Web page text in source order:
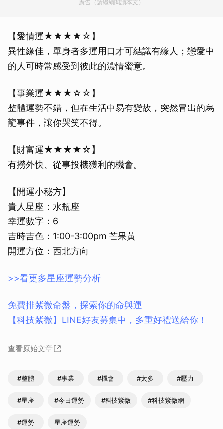
廣告（請繼續閱讀本文）
【愛情運★★★★☆】
異性緣佳，單身者多運用口才可結識有緣人；戀愛中
的人可時常感受到彼此的濃情蜜意。
【事業運★★★☆☆】
整體運勢不錯，但在生活中易有變故，突然冒出的烏
龍事件，讓你哭笑不得。
【財富運★★★★☆】
有撈外快、從事投機獲利的機會。
【開運小秘方】
貴人星座：水瓶座
幸運數字：6
吉時吉色：1:00-3:00pm 芒果黃
開運方位：西北方向
>>看更多星座運勢分析
免費排紫微命盤，探索你的命與運
【科技紫微】LINE好友募集中，多重好禮送給你！
查看原始文章
#整體 #事業 #機會 #太多 #壓力
#星座 #今日運勢 #科技紫微 #科技紫微網
#運勢 星座運勢